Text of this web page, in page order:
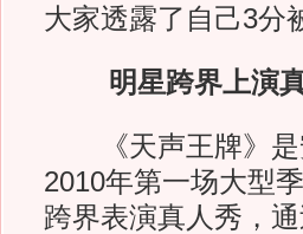
大家透露了自己3分
明星跨界上演
《天声王牌》是
2010年第一场大型
跨界表演真人秀，